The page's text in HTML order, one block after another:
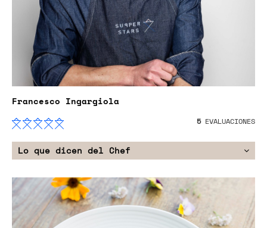
Francesco Ingargiola
5EVALUACIONES
Lo que dicen del Chef